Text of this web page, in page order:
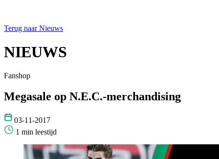
Terug naar Nieuws
NIEUWS
Fanshop
Megasale op N.E.C.-merchandising
03-11-2017
1 min leestijd